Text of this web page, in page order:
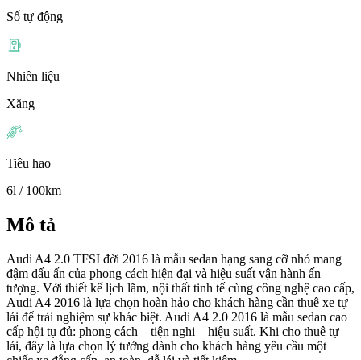
Số tự động
Nhiên liệu
Xăng
Tiêu hao
6l / 100km
Mô tả
Audi A4 2.0 TFSI đời 2016 là mẫu sedan hạng sang cỡ nhỏ mang
đậm dấu ấn của phong cách hiện đại và hiệu suất vận hành ấn
tượng. Với thiết kế lịch lãm, nội thất tinh tế cùng công nghệ cao cấp,
Audi A4 2016 là lựa chọn hoàn hảo cho khách hàng cần thuê xe tự
lái để trải nghiệm sự khác biệt. Audi A4 2.0 2016 là mẫu sedan cao
cấp hội tụ đủ: phong cách – tiện nghi – hiệu suất. Khi cho thuê tự
lái, đây là lựa chọn lý tưởng dành cho khách hàng yêu cầu một